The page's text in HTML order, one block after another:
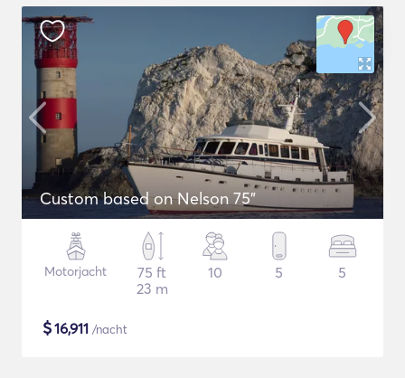
Custom based on Nelson 75"
Motorjacht
75 ft
23 m
10 5 5
$16,911 /nacht